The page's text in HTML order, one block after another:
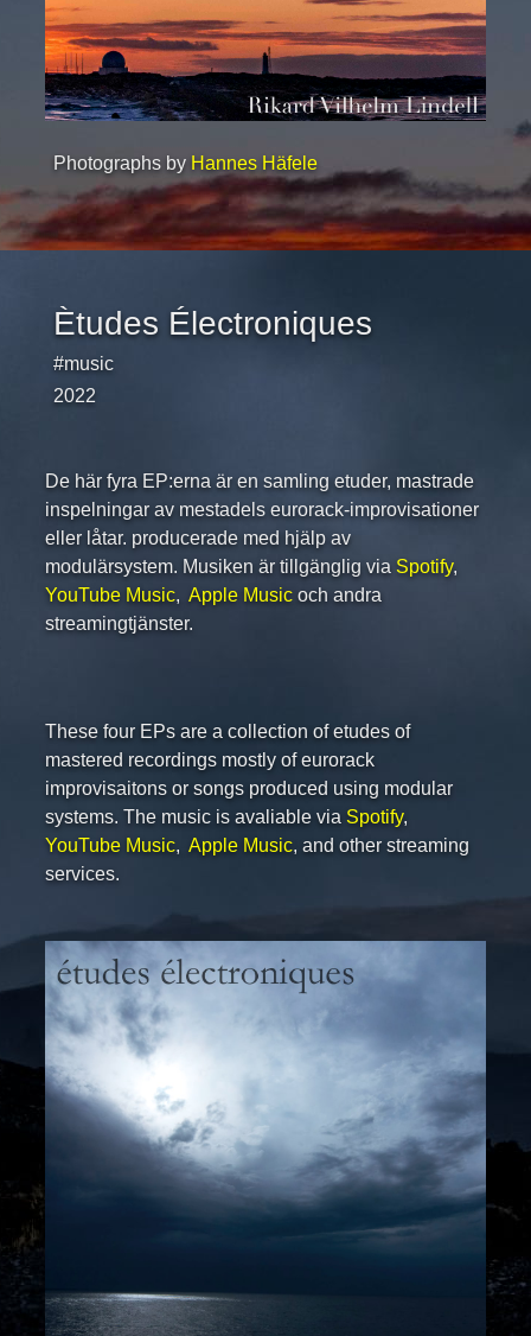
Photographs by Hannes Häfele
Ètudes Électroniques
#music
2022
De här fyra EP:erna är en samling etuder, mastrade
inspelningar av mestadels eurorack-improvisationer
eller låtar. producerade med hjälp av
modulärsystem. Musiken är tillgänglig via Spotify,
YouTube Music, Apple Musicoch andra
streamingtjänster.
These four EPs are a collection of etudes of
mastered recordings mostly of eurorack
improvisaitons or songs produced using modular
systems. The music is avaliable via Spotify,
YouTube Music, Apple Music, and other streaming
services.